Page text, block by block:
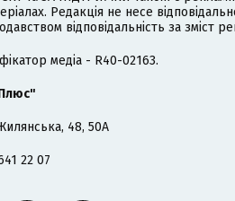
Редакція не несе
відповідальність за зміст
медіа - R40-02163.
48, 50А
22 07